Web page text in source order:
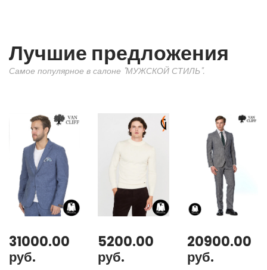
Лучшие предложения
Самое популярное в салоне "МУЖСКОЙ СТИЛЬ".
31000.00
руб.
5200.00
руб.
20900.00
руб.